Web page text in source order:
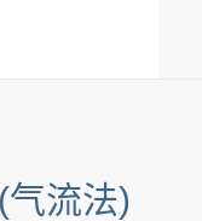
流法)